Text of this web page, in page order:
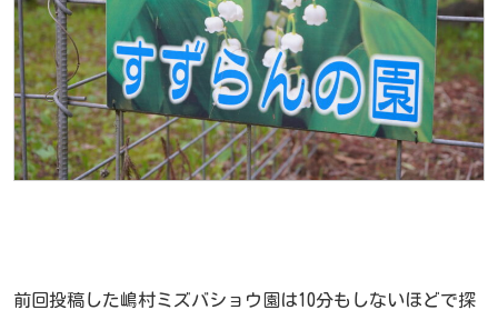
前回投稿した嶋村ミズバショウ園は10分もしないほどで探